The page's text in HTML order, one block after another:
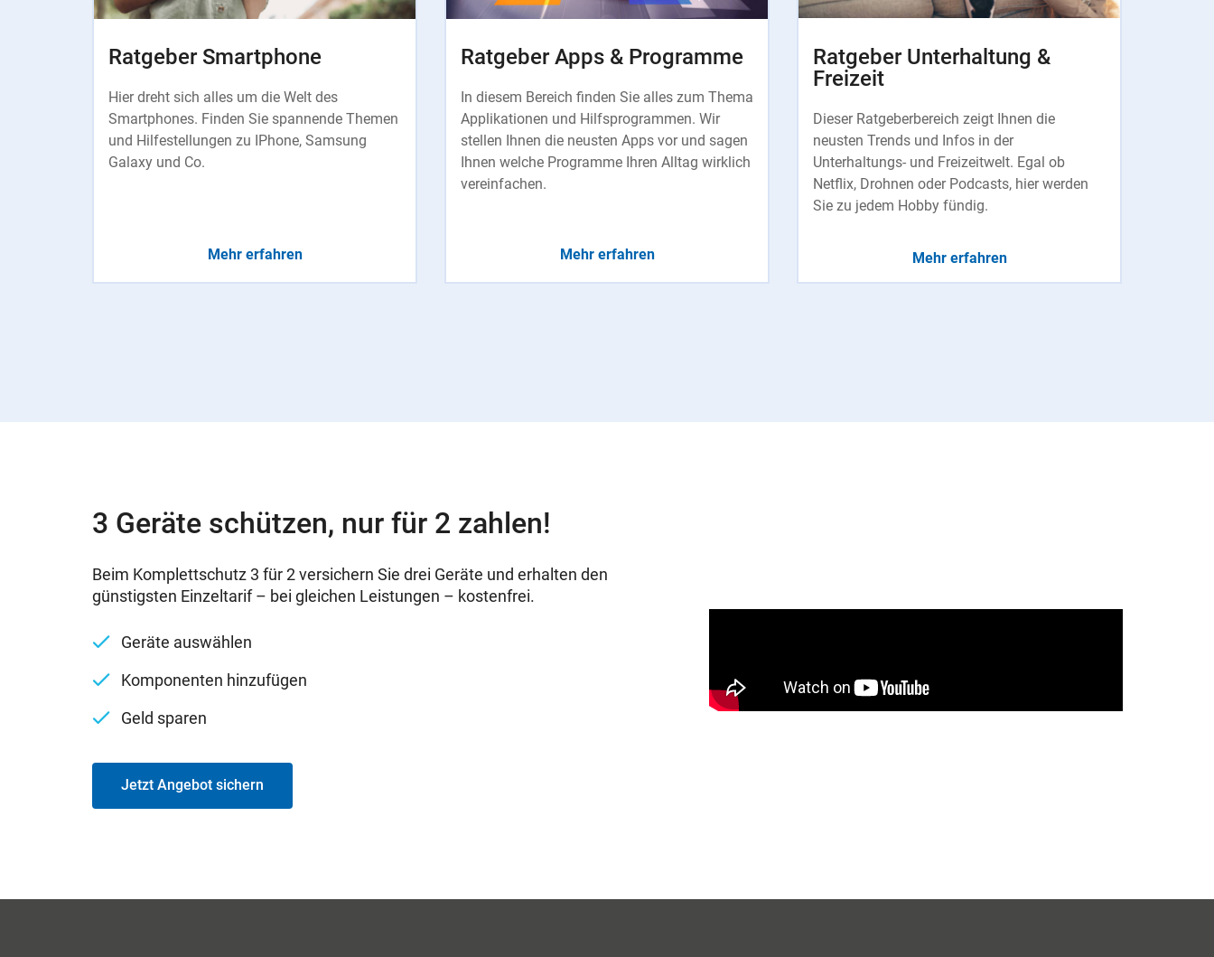
Ratgeber Smartphone
Hier dreht sich alles um die Welt des
Smartphones. Finden Sie spannende Themen
und Hilfestellungen zu IPhone, Samsung
Galaxy und Co.
Mehr erfahren
Ratgeber Apps & Programme
In diesem Bereich finden Sie alles zum Thema
Applikationen und Hilfsprogrammen. Wir
stellen Ihnen die neusten Apps vor und sagen
Ihnen welche Programme Ihren Alltag wirklich
vereinfachen.
Mehr erfahren
Ratgeber Unterhaltung &
Freizeit
Dieser Ratgeberbereich zeigt Ihnen die
neusten Trends und Infos in der
Unterhaltungs- und Freizeitwelt. Egal ob
Netflix, Drohnen oder Podcasts, hier werden
Sie zu jedem Hobby fündig.
Mehr erfahren
3 Geräte schützen, nur für 2 zahlen!
Beim Komplettschutz 3 für 2 versichern Sie drei Geräte und erhalten den
günstigsten Einzeltarif – bei gleichen Leistungen – kostenfrei.
Geräte auswählen
Komponenten hinzufügen
Geld sparen
Jetzt Angebot sichern